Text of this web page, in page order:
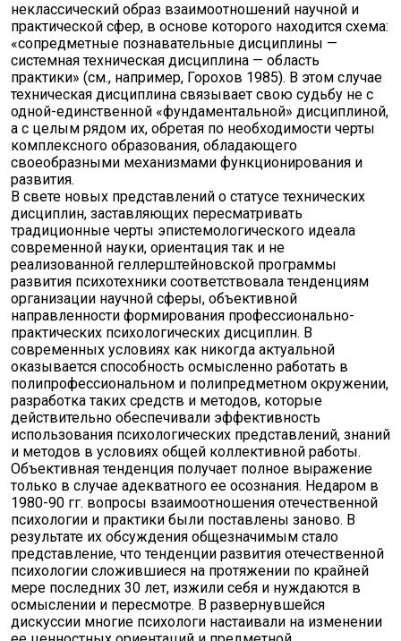
неклассический образ взаимоотношений научной и
практической сфер, в основе которого находится схема:
«сопредметные познавательные дисциплины —
системная техническая дисциплина — область
практики» (см., например, Горохов 1985). В этом случае
техническая дисциплина связывает свою судьбу не с
одной-единственной «фундаментальной» дисциплиной,
а с целым рядом их, обретая по необходимости черты
комплексного образования, обладающего
своеобразными механизмами функционирования и
развития.
В свете новых представлений о статусе технических
дисциплин, заставляющих пересматривать
традиционные черты эпистемологического идеала
современной науки, ориентация так и не
реализованной геллерштейновской программы
развития психотехники соответствовала тенденциям
организации научной сферы, объективной
направленности формирования профессионально-
практических психологических дисциплин. В
современных условиях как никогда актуальной
оказывается способность осмысленно работать в
полипрофессиональном и полипредметном окружении,
разработка таких средств и методов, которые
действительно обеспечивали эффективность
использования психологических представлений, знаний
и методов в условиях общей коллективной работы.
Объективная тенденция получает полное выражение
только в случае адекватного ее осознания. Недаром в
1980-90 гг. вопросы взаимоотношения отечественной
психологии и практики были поставлены заново. В
результате их обсуждения общезначимым стало
представление, что тенденции развития отечественной
психологии сложившиеся на протяжении по крайней
мере последних 30 лет, изжили себя и нуждаются в
осмыслении и пересмотре. В развернувшейся
дискуссии многие психологи настаивали на изменении